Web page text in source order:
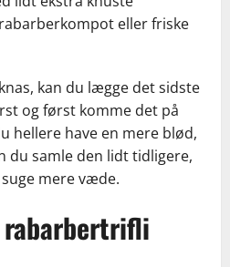
eller friske
kan du lægge det sidste
og først komme det på
hellere have en mere blød,
du samle den lidt tidligere,
mere væde.
rabarbertrifli